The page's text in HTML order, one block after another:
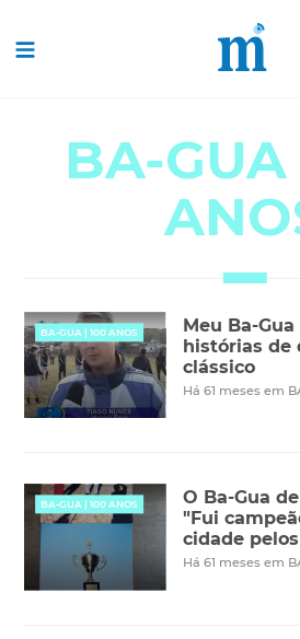
BA-
BA-GUA | 100 ANOS
Meu Ba-
histórias de
clássico
Há 61 meses em
BA-GUA | 100 ANOS
O Ba-Gua
"Fui
cidade
Há 61 meses em